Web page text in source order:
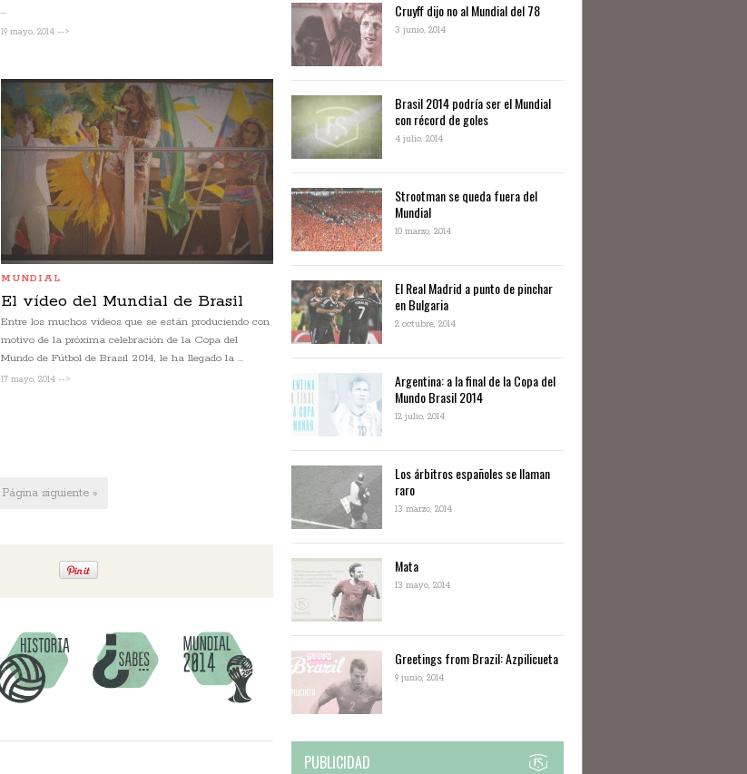
...
19 mayo, 2014 -->
MUNDIAL
El vídeo del Mundial de Brasil
Entre los muchos vídeos que se están produciendo con
motivo de la próxima celebración de la Copa del
Mundo de Fútbol de Brasil 2014, le ha llegado la ...
17 mayo, 2014 -->
Página siguiente »
Cruyff dijo no al Mundial del 78
3 junio, 2014
Brasil 2014 podría ser el Mundial
con récord de goles
4 julio, 2014
Strootman se queda fuera del
Mundial
10 marzo, 2014
El Real Madrid a punto de pinchar
en Bulgaria
2 octubre, 2014
Argentina: a la final de la Copa del
Mundo Brasil 2014
12 julio, 2014
Los árbitros españoles se llaman
raro
13 marzo, 2014
Mata
13 mayo, 2014
Greetings from Brazil: Azpilicueta
9 junio, 2014
PUBLICIDAD